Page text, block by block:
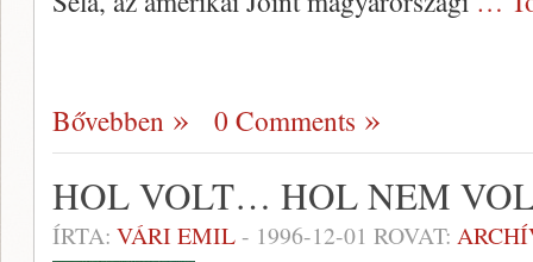
Bővebben 0 Comments
HOL VOLT… HOL NEM
ÍRTA: VÁRI EMIL- 1996-12-01 ROVAT: